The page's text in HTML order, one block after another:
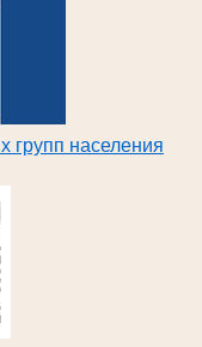
населения